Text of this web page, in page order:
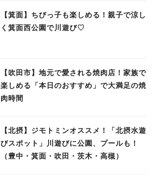
【箕面】ちびっ子も楽しめる！親子で涼し
く箕面西公園で川遊び♡
【吹田市】地元で愛される焼肉店！家族で
楽しめる「本日のおすすめ」で大満足の焼
肉時間
【北摂】ジモトミンオススメ！「北摂水遊
びスポット」川遊びに公園、プールも！
（豊中・箕面・吹田・茨木・高槻）